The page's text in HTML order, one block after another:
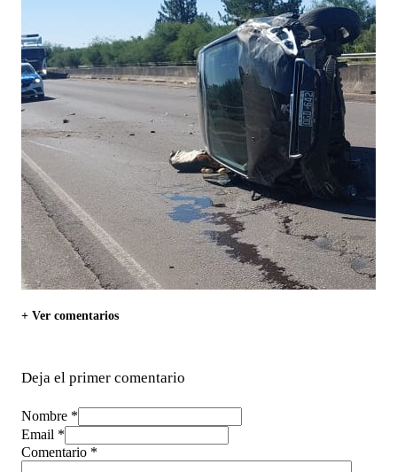
+ Ver comentarios
Deja el primer comentario
Nombre *
Email *
Comentario *